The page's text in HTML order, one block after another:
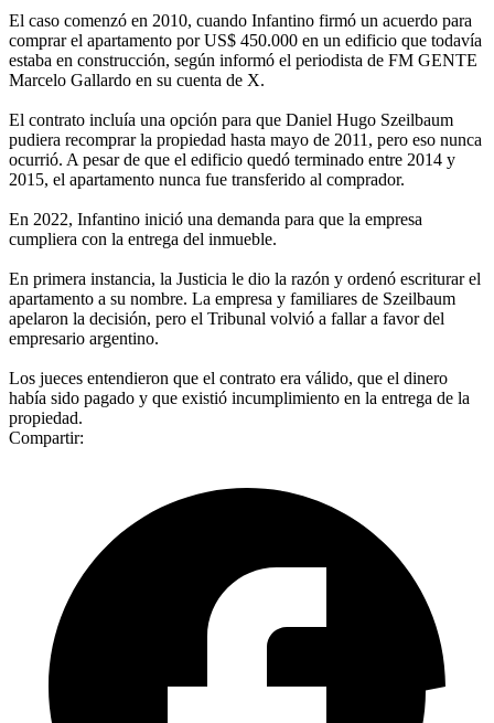
El caso comenzó en 2010, cuando Infantino firmó un acuerdo para
comprar el apartamento por US$ 450.000 en un edificio que todavía
estaba en construcción, según informó el periodista de FM GENTE
Marcelo Gallardo en su cuenta de X.
El contrato incluía una opción para que Daniel Hugo Szeilbaum
pudiera recomprar la propiedad hasta mayo de 2011, pero eso nunca
ocurrió. A pesar de que el edificio quedó terminado entre 2014 y
2015, el apartamento nunca fue transferido al comprador.
En 2022, Infantino inició una demanda para que la empresa
cumpliera con la entrega del inmueble.
En primera instancia, la Justicia le dio la razón y ordenó escriturar el
apartamento a su nombre. La empresa y familiares de Szeilbaum
apelaron la decisión, pero el Tribunal volvió a fallar a favor del
empresario argentino.
Los jueces entendieron que el contrato era válido, que el dinero
había sido pagado y que existió incumplimiento en la entrega de la
propiedad.
Compartir: